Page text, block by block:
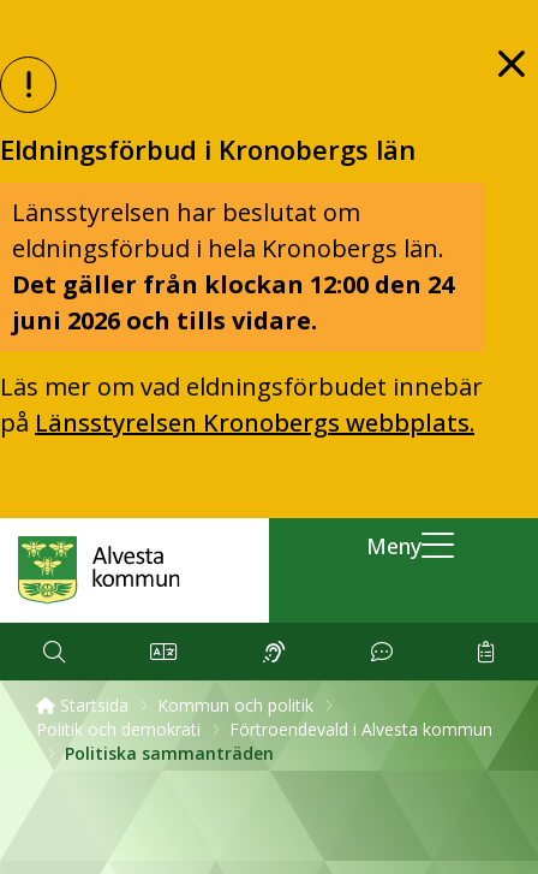
Eldningsförbud i Kronobergs län
Länsstyrelsen har beslutat om
eldningsförbud i hela Kronobergs län.
Det gäller från klockan 12:00 den 24
juni 2026 och tills vidare.
Läs mer om vad eldningsförbudet innebär
på Länsstyrelsen Kronobergs webbplats.
Meny
Startsida
Kommun och politik
Politik och demokrati
Förtroendevald i Alvesta kommun
Politiska sammanträden